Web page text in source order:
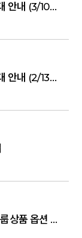
[11번가] 포커스클릭 AI추천 노출 영역 확대 안내 (3/10)
[11번가] 포커스클릭 AI추천 노출 영역 확대 안내 (2/13)
[네이버] 쇼핑검색광고 - 쇼핑몰상품형 그룹상품 옵션 정보 노출 테스트 안내